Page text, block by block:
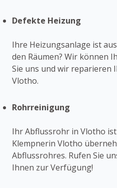
Defekte Heizung
Ihre Heizungsanlage ist
den Räumen? Wir können
Sie uns und wir reparieren
Vlotho.
Rohrreinigung
Ihr Abflussrohr in Vlotho
Klempnerin Vlotho
Abflussrohres. Rufen Sie
Ihnen zur Verfügung!